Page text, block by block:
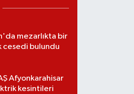
mezarlıkta bir
cesedi bulundu
Afyonkarahisar
kesintileri